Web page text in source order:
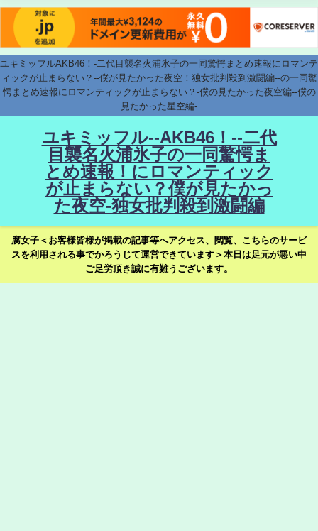
ユキミッフルAKB46！-二代目襲名火浦氷子の一同驚愕まとめ速報にロマンテ
ィックが止まらない？--僕が見たかった夜空！独女批判殺到激闘編--の一同驚
愕まとめ速報にロマンティックが止まらない？-僕の見たかった夜空編--僕の
見たかった星空編-
ユキミッフル--AKB46！--二代
目襲名火浦氷子の一同驚愕ま
とめ速報！にロマンティック
が止まらない？僕が見たかっ
た夜空-独女批判殺到激闘編
腐女子＜お客様皆様が掲載の記事等へアクセス、閲覧、こちらのサービ
スを利用される事でかろうじて運営できています＞本日は足元が悪い中
ご足労頂き誠に有難うございます。